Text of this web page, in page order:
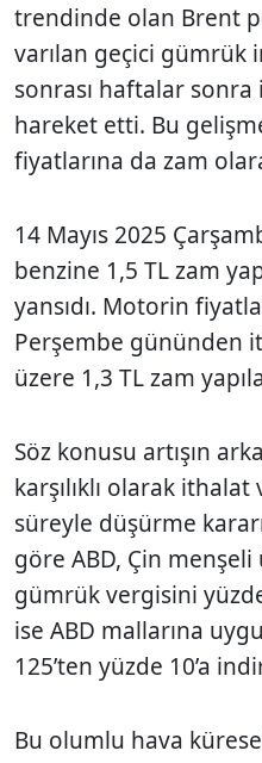
trendinde olan Brent
varılan geçici gümrük
sonrası haftalar sonra
hareket etti. Bu
fiyatlarına da zam
14 Mayıs 2025
benzine 1,5 TL zam
yansıdı. Motorin
Perşembe gününden
üzere 1,3 TL zam
Söz konusu artışın
karşılıklı olarak
süreyle düşürme
göre ABD, Çin
gümrük vergisini
ise ABD mallarına
125’ten yüzde 10’a
Bu olumlu hava